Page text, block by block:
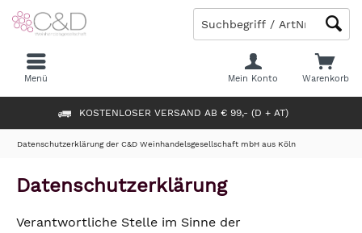
KOSTENLOSER VERSAND AB € 99,- (D + AT)
Warenkorb
Mein Konto
Menü
Datenschutzerklärung der C&D Weinhandelsgesellschaft mbH aus Köln
Datenschutzerklärung
Verantwortliche Stelle im Sinne der